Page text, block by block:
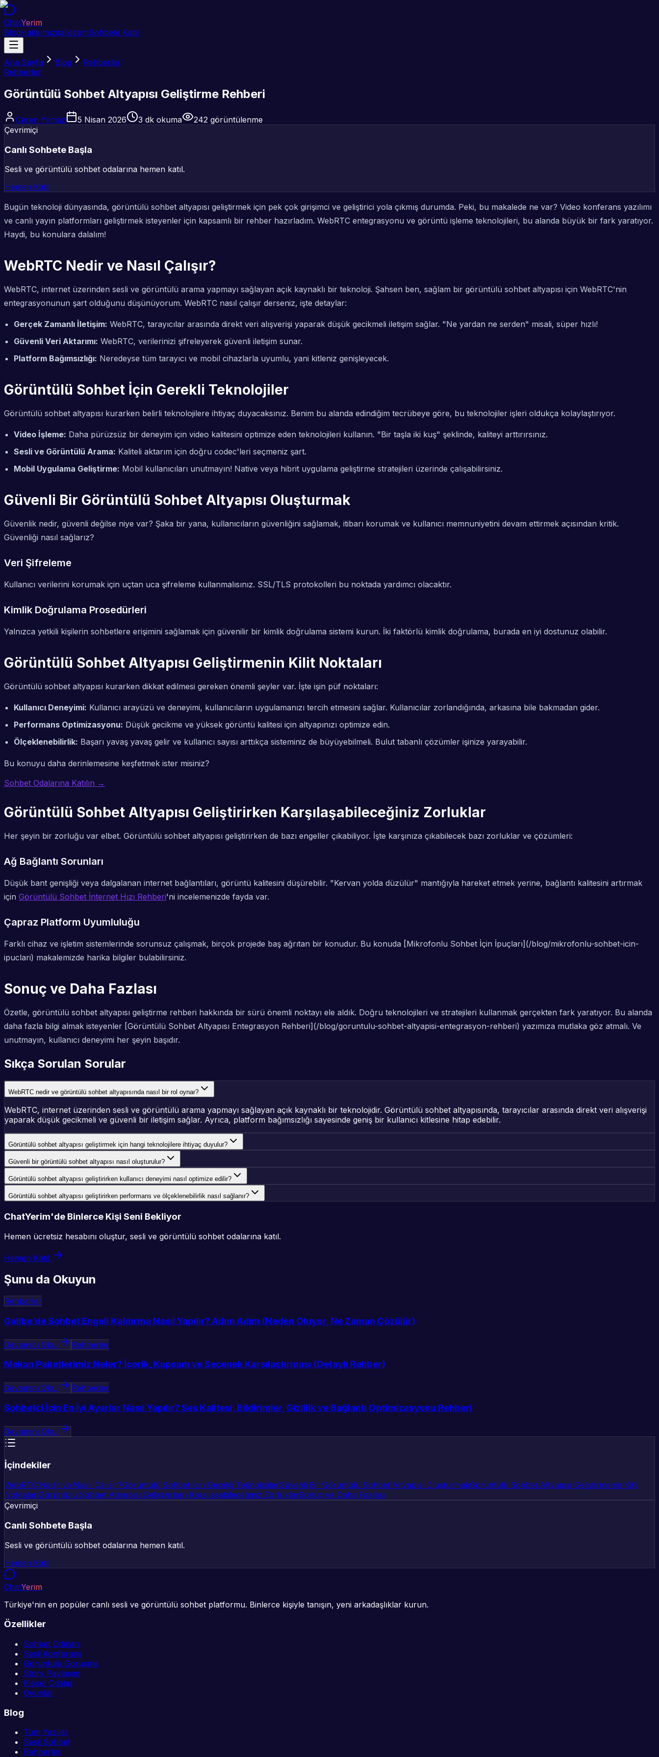
ChatYerim
BlogHakkımızdaİletişimSohbete Katıl
Ana Sayfa Blog
Rehberler
Rehberler
Görüntülü Sohbet Altyapısı Geliştirme Rehberi
Ceren Yılmaz 5 Nisan 2026 3 dk okuma 242 görüntülenme
Çevrimiçi
Canlı Sohbete Başla
Sesli ve görüntülü sohbet odalarına hemen katıl.
Hemen Katıl
Bugün teknoloji dünyasında, görüntülü sohbet altyapısı geliştirmek için pek çok girişimci ve geliştirici yola çıkmış durumda. Peki, bu makalede ne var? Video konferans yazılımı
ve canlı yayın platformları geliştirmek isteyenler için kapsamlı bir rehber hazırladım. WebRTC entegrasyonu ve görüntü işleme teknolojileri, bu alanda büyük bir fark yaratıyor.
Haydi, bu konulara dalalım!
WebRTC Nedir ve Nasıl Çalışır?
WebRTC, internet üzerinden sesli ve görüntülü arama yapmayı sağlayan açık kaynaklı bir teknoloji. Şahsen ben, sağlam bir görüntülü sohbet altyapısı için WebRTC'nin
entegrasyonunun şart olduğunu düşünüyorum. WebRTC nasıl çalışır derseniz, işte detaylar:
Gerçek Zamanlı İletişim: WebRTC, tarayıcılar arasında direkt veri alışverişi yaparak düşük gecikmeli iletişim sağlar. "Ne yardan ne serden" misali, süper hızlı!
Güvenli Veri Aktarımı: WebRTC, verilerinizi şifreleyerek güvenli iletişim sunar.
Platform Bağımsızlığı: Neredeyse tüm tarayıcı ve mobil cihazlarla uyumlu, yani kitleniz genişleyecek.
Görüntülü Sohbet İçin Gerekli Teknolojiler
Görüntülü sohbet altyapısı kurarken belirli teknolojilere ihtiyaç duyacaksınız. Benim bu alanda edindiğim tecrübeye göre, bu teknolojiler işleri oldukça kolaylaştırıyor.
Video İşleme: Daha pürüzsüz bir deneyim için video kalitesini optimize eden teknolojileri kullanın. "Bir taşla iki kuş" şeklinde, kaliteyi arttırırsınız.
Sesli ve Görüntülü Arama: Kaliteli aktarım için doğru codec'leri seçmeniz şart.
Mobil Uygulama Geliştirme: Mobil kullanıcıları unutmayın! Native veya hibrit uygulama geliştirme stratejileri üzerinde çalışabilirsiniz.
Güvenli Bir Görüntülü Sohbet Altyapısı Oluşturmak
Güvenlik nedir, güvenli değilse niye var? Şaka bir yana, kullanıcıların güvenliğini sağlamak, itibarı korumak ve kullanıcı memnuniyetini devam ettirmek açısından kritik.
Güvenliği nasıl sağlarız?
Veri Şifreleme
Kullanıcı verilerini korumak için uçtan uca şifreleme kullanmalısınız. SSL/TLS protokolleri bu noktada yardımcı olacaktır.
Kimlik Doğrulama Prosedürleri
Yalnızca yetkili kişilerin sohbetlere erişimini sağlamak için güvenilir bir kimlik doğrulama sistemi kurun. İki faktörlü kimlik doğrulama, burada en iyi dostunuz olabilir.
Görüntülü Sohbet Altyapısı Geliştirmenin Kilit Noktaları
Görüntülü sohbet altyapısı kurarken dikkat edilmesi gereken önemli şeyler var. İşte işin püf noktaları:
Kullanıcı Deneyimi: Kullanıcı arayüzü ve deneyimi, kullanıcıların uygulamanızı tercih etmesini sağlar. Kullanıcılar zorlandığında, arkasına bile bakmadan gider.
Performans Optimizasyonu: Düşük gecikme ve yüksek görüntü kalitesi için altyapınızı optimize edin.
Ölçeklenebilirlik: Başarı yavaş yavaş gelir ve kullanıcı sayısı arttıkça sisteminiz de büyüyebilmeli. Bulut tabanlı çözümler işinize yarayabilir.
Bu konuyu daha derinlemesine keşfetmek ister misiniz?
Sohbet Odalarına Katılın →
Görüntülü Sohbet Altyapısı Geliştirirken Karşılaşabileceğiniz Zorluklar
Her şeyin bir zorluğu var elbet. Görüntülü sohbet altyapısı geliştirirken de bazı engeller çıkabiliyor. İşte karşınıza çıkabilecek bazı zorluklar ve çözümleri:
Ağ Bağlantı Sorunları
Düşük bant genişliği veya dalgalanan internet bağlantıları, görüntü kalitesini düşürebilir. "Kervan yolda düzülür" mantığıyla hareket etmek yerine, bağlantı kalitesini artırmak
için Görüntülü Sohbet İnternet Hızı Rehberi'ni incelemenizde fayda var.
Çapraz Platform Uyumluluğu
Farklı cihaz ve işletim sistemlerinde sorunsuz çalışmak, birçok projede baş ağrıtan bir konudur. Bu konuda [Mikrofonlu Sohbet İçin İpuçları](/blog/mikrofonlu-sohbet-icin-
ipuclari) makalemizde harika bilgiler bulabilirsiniz.
Sonuç ve Daha Fazlası
Özetle, görüntülü sohbet altyapısı geliştirme rehberi hakkında bir sürü önemli noktayı ele aldık. Doğru teknolojileri ve stratejileri kullanmak gerçekten fark yaratıyor. Bu alanda
daha fazla bilgi almak isteyenler [Görüntülü Sohbet Altyapısı Entegrasyon Rehberi](/blog/goruntulu-sohbet-altyapisi-entegrasyon-rehberi) yazımıza mutlaka göz atmalı. Ve
unutmayın, kullanıcı deneyimi her şeyin başıdır.
Sıkça Sorulan Sorular
WebRTC nedir ve görüntülü sohbet altyapısında nasıl bir rol oynar?
WebRTC, internet üzerinden sesli ve görüntülü arama yapmayı sağlayan açık kaynaklı bir teknolojidir. Görüntülü sohbet altyapısında, tarayıcılar arasında direkt veri alışverişi
yaparak düşük gecikmeli ve güvenli bir iletişim sağlar. Ayrıca, platform bağımsızlığı sayesinde geniş bir kullanıcı kitlesine hitap edebilir.
Görüntülü sohbet altyapısı geliştirmek için hangi teknolojilere ihtiyaç duyulur?
Güvenli bir görüntülü sohbet altyapısı nasıl oluşturulur?
Görüntülü sohbet altyapısı geliştirirken kullanıcı deneyimi nasıl optimize edilir?
Görüntülü sohbet altyapısı geliştirirken performans ve ölçeklenebilirlik nasıl sağlanır?
ChatYerim'de Binlerce Kişi Seni Bekliyor
Hemen ücretsiz hesabını oluştur, sesli ve görüntülü sohbet odalarına katıl.
Hemen Katıl
Şunu da Okuyun
Rehberler
Galibe’de Sohbet Engeli Kaldırma Nasıl Yapılır? Adım Adım (Neden Oluyor, Ne Zaman Çözülür)
Devamını Oku Rehberler
Mekan Paketlerimiz Neler? İçerik, Kapsam ve Seçenek Karşılaştırması (Detaylı Rehber)
Devamını Oku Rehberler
Sohbetci İçin En İyi Ayarlar Nasıl Yapılır? Ses Kalitesi, Bildirimler, Gizlilik ve Bağlantı Optimizasyonu Rehberi
Devamını Oku
İçindekiler
WebRTC Nedir ve Nasıl Çalışır?Görüntülü Sohbet İçin Gerekli TeknolojilerGüvenli Bir Görüntülü Sohbet Altyapısı OluşturmakGörüntülü Sohbet Altyapısı Geliştirmenin Kilit
NoktalarıGörüntülü Sohbet Altyapısı Geliştirirken Karşılaşabileceğiniz ZorluklarSonuç ve Daha Fazlası
Çevrimiçi
Canlı Sohbete Başla
Sesli ve görüntülü sohbet odalarına hemen katıl.
Hemen Katıl
ChatYerim
Türkiye'nin en popüler canlı sesli ve görüntülü sohbet platformu. Binlerce kişiyle tanışın, yeni arkadaşlıklar kurun.
Özellikler
Sohbet Odaları
Sesli Konferans
Görüntülü Görüşme
Story Paylaşım
Kişisel Odalar
Oyunlar
Blog
Tüm Yazılar
Sesli Sohbet
Rehberler